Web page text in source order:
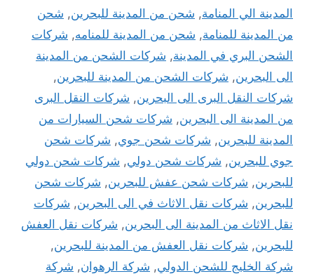
المدينة الي المنامة, شحن من المدينة للبحرين, شحن
من المدينة للمنامة, شحن من المدينة للمنامه, شركات
الشحن البري في المدينة, شركات الشحن من المدينة
الى البحرين, شركات الشحن من المدينة للبحرين,
شركات النقل البرى الى البحرين, شركات النقل البرى
من المدينة الى البحرين, شركات شحن السيارات من
المدينة للبحرين, شركات شحن جوي, شركات شحن
جوي للبحرين, شركات شحن دولي, شركات شحن دولي
للبحرين, شركات شحن عفش للبحرين, شركات شحن
للبحرين, شركات نقل الاثاث في الى البحرين, شركات
نقل الاثاث من المدينة الى البحرين, شركات نقل العفش
للبحرين, شركات نقل العفش من المدينة للبحرين,
شركة الخليج للشحن الدولي, شركة الرهوان, شركة